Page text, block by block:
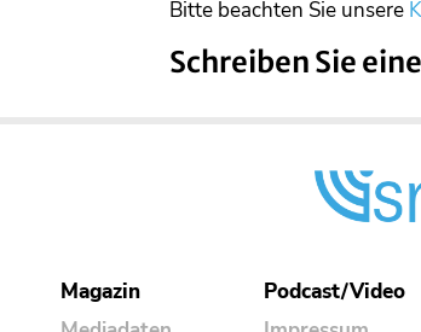
Bitte beachten Sie unsere
Schreiben Sie
Magazin
Podcast/Video